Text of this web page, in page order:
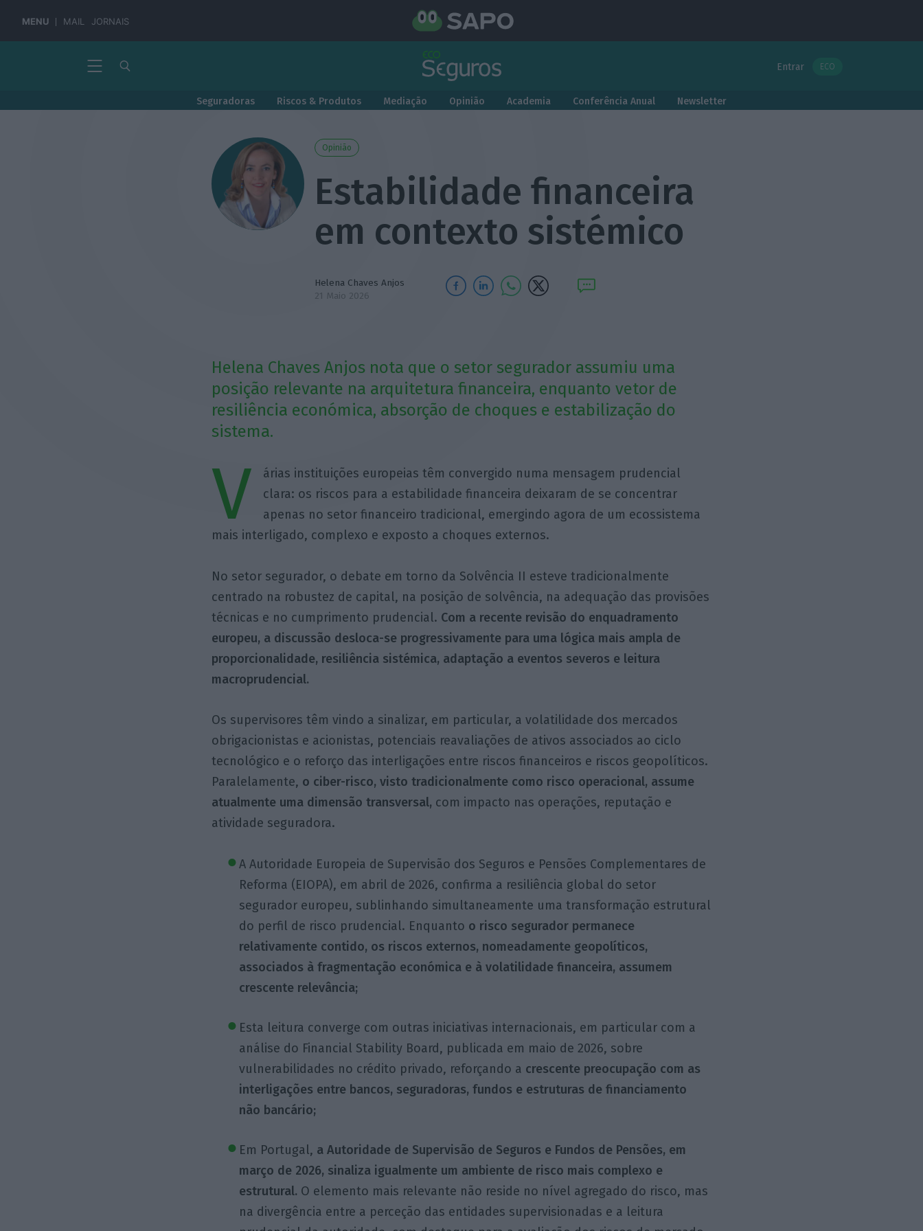
MENU MAIL JORNAIS
Entrar ECO
Seguradoras Riscos & Produtos Mediação Opinião Academia Conferência Anual Newsletter
Opinião
Estabilidade financeira
em contexto sistémico
Helena Chaves Anjos
21 Maio 2026
Helena Chaves Anjos nota que o setor segurador assumiu uma
posição relevante na arquitetura financeira, enquanto vetor de
resiliência económica, absorção de choques e estabilização do
sistema.
V
árias instituições europeias têm convergido numa mensagem prudencial
clara: os riscos para a estabilidade financeira deixaram de se concentrar
apenas no setor financeiro tradicional, emergindo agora de um ecossistema
mais interligado, complexo e exposto a choques externos.
No setor segurador, o debate em torno da Solvência II esteve tradicionalmente
centrado na robustez de capital, na posição de solvência, na adequação das provisões
técnicas e no cumprimento prudencial. Com a recente revisão do enquadramento
europeu, a discussão desloca-se progressivamente para uma lógica mais ampla de
proporcionalidade, resiliência sistémica, adaptação a eventos severos e leitura
macroprudencial.
Os supervisores têm vindo a sinalizar, em particular, a volatilidade dos mercados
obrigacionistas e acionistas, potenciais reavaliações de ativos associados ao ciclo
tecnológico e o reforço das interligações entre riscos financeiros e riscos geopolíticos.
Paralelamente, o ciber-risco, visto tradicionalmente como risco operacional, assume
atualmente uma dimensão transversal, com impacto nas operações, reputação e
atividade seguradora.
A Autoridade Europeia de Supervisão dos Seguros e Pensões Complementares de
Reforma (EIOPA), em abril de 2026, confirma a resiliência global do setor
segurador europeu, sublinhando simultaneamente uma transformação estrutural
do perfil de risco prudencial. Enquanto o risco segurador permanece
relativamente contido, os riscos externos, nomeadamente geopolíticos,
associados à fragmentação económica e à volatilidade financeira, assumem
crescente relevância;
Esta leitura converge com outras iniciativas internacionais, em particular com a
análise do Financial Stability Board, publicada em maio de 2026, sobre
vulnerabilidades no crédito privado, reforçando a crescente preocupação com as
interligações entre bancos, seguradoras, fundos e estruturas de financiamento
não bancário;
Em Portugal, a Autoridade de Supervisão de Seguros e Fundos de Pensões, em
março de 2026, sinaliza igualmente um ambiente de risco mais complexo e
estrutural. O elemento mais relevante não reside no nível agregado do risco, mas
na divergência entre a perceção das entidades supervisionadas e a leitura